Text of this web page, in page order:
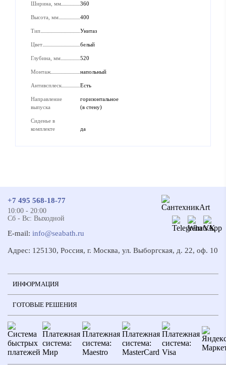
Ширина, мм 360
Высота, мм 400
Тип Унитаз
Цвет белый
Глубина, мм 520
Монтаж напольный
Антивсплеск Есть
Направление
выпуска
горизонтальное
(в стену)
Сиденье в
комплекте
да
ГОТОВЫЕ РЕШЕНИЯ
ИНФОРМАЦИЯ
+7 495 568-18-77
E-mail: info@seabath.ru
Адрес: 125130, Россия, г. Москва, ул. Выборгская, д. 22, оф. 10
10:00 - 20:00
Сб - Вс: Выходной